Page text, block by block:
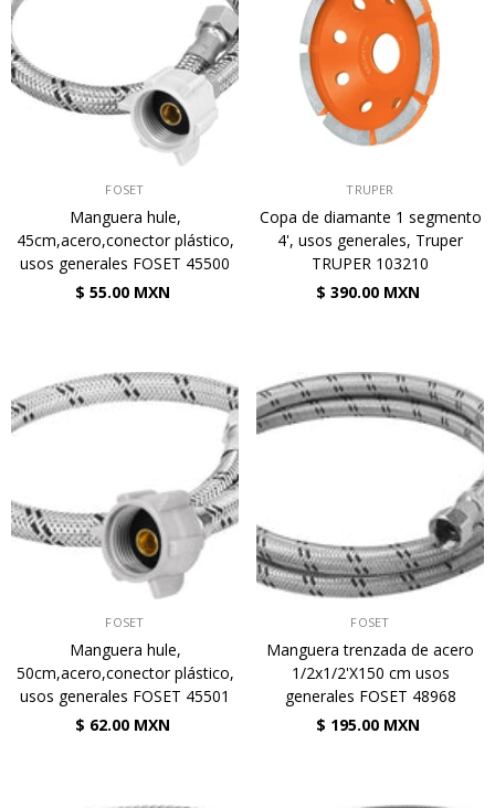
FOSET
Manguera hule,
45cm,acero,conector plástico,
usos generales FOSET 45500
$ 55.00 MXN
TRUPER
Copa de diamante 1 segmento
4', usos generales, Truper
TRUPER 103210
$ 390.00 MXN
FOSET
Manguera hule,
50cm,acero,conector plástico,
usos generales FOSET 45501
$ 62.00 MXN
FOSET
Manguera trenzada de acero
1/2x1/2'X150 cm usos
generales FOSET 48968
$ 195.00 MXN